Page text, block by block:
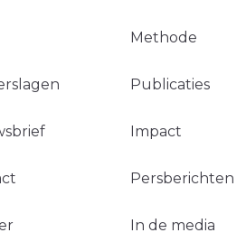
Methode
Publicaties
Impact
Persberichten
In de media